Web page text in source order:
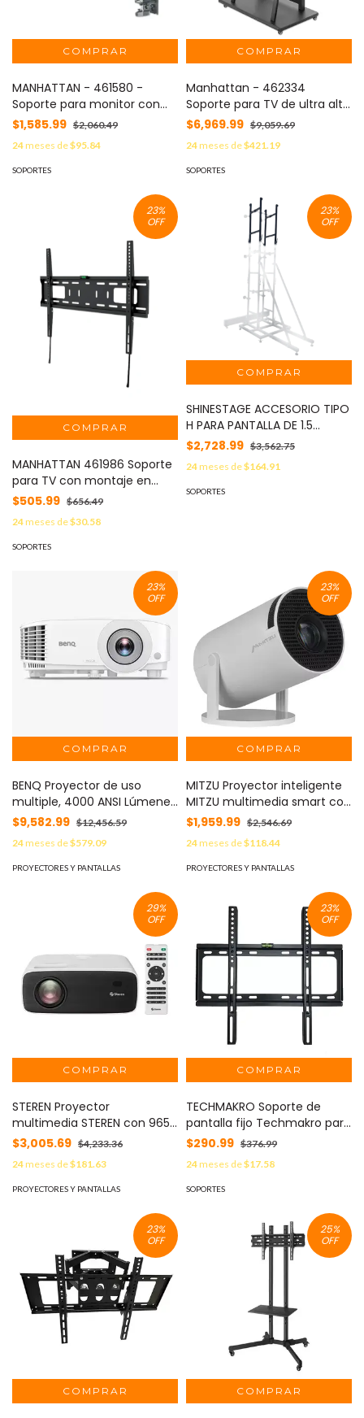
MANHATTAN - 461580 -
Soporte para monitor con
resorte a gas universal y
Brazo articulado con resorte
a gas único, soporta un
32" hasta 9 kg (19.8 lbs.).
$1,585.99 $2,060.49
24meses de$95.84
SOPORTES
Manhattan - 462334
Soporte para TV de ultra alta
resistencia con ruedas
$6,969.99 $9,059.69
24meses de$421.19
SOPORTES
23%
OFF
MANHATTAN 461986 Soporte
para TV con montaje en
pared / Soporta pantallas de
50 kg / diseño ultra delgado
/ color negro #I&MBFIN
$505.99 $656.49
24meses de$30.58
SOPORTES
23%
OFF
SHINESTAGE ACCESORIO TIPO
H PARA PANTALLA DE 1.5
METROS X 3 METROS MOD:
$2,728.99 $3,562.75
24meses de$164.91
SOPORTES
23%
OFF
BENQ Proyector de uso
multiple, 4000 ANSI Lúmenes
MOD: MX560C
$9,582.99 $12,456.59
24meses de$579.09
PROYECTORES Y PANTALLAS
23%
OFF
MITZU Proyector inteligente
MITZU multimedia smart con
android 11.0 MOD: MPI-2024
$1,959.99 $2,546.69
24meses de$118.44
PROYECTORES Y PANTALLAS
29%
OFF
STEREN Proyector
multimedia STEREN con 9650
lúmenes full HD y conexión
$3,005.69 $4,233.36
24meses de$181.63
PROYECTORES Y PANTALLAS
23%
OFF
TECHMAKRO Soporte de
pantalla fijo Techmakro para
TV de 26'' a 65'' MOD:
$290.99 $376.99
24meses de$17.58
SOPORTES
23%
OFF
25%
OFF